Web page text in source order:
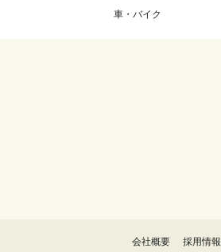
車・バイク
会社概要 採用情報